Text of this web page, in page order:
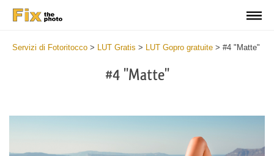
Servizi di Fotoritocco > LUT Gratis > LUT Gopro gratuite > #4 "Matte"
#4 "Matte"